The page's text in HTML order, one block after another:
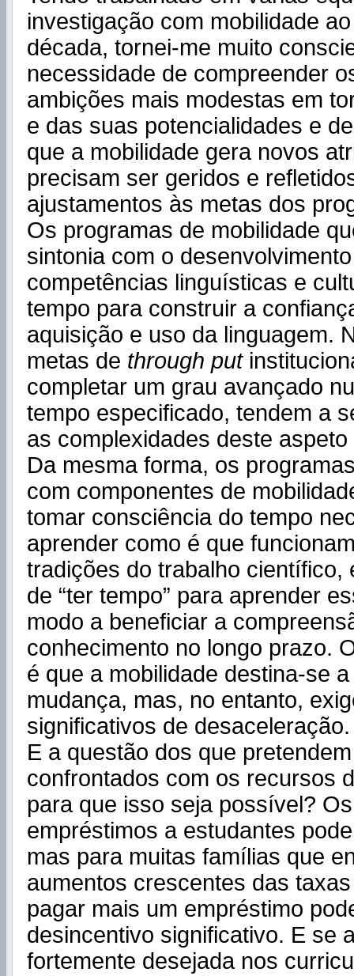
investigação com mobilidade
década, tornei-me muito
necessidade de compreender
ambições mais modestas em
e das suas potencialidades e
que a mobilidade gera novos
precisam ser geridos e
ajustamentos às metas dos
Os programas de mobilidade
sintonia com o
competências linguísticas e
tempo para construir a
aquisição e uso da linguagem.
metas de through put
completar um grau avançado
tempo especificado, tendem a
as complexidades deste
Da mesma forma, os
com componentes de
tomar consciência do tempo
aprender como é que
tradições do trabalho científico,
de “ter tempo” para aprender
modo a beneficiar a
conhecimento no longo prazo.
é que a mobilidade destina-se
mudança, mas, no entanto,
significativos de desaceleração.
E a questão dos que
confrontados com os recursos
para que isso seja possível?
empréstimos a estudantes
mas para muitas famílias que
aumentos crescentes das
pagar mais um empréstimo
desincentivo significativo. E se
fortemente desejada nos